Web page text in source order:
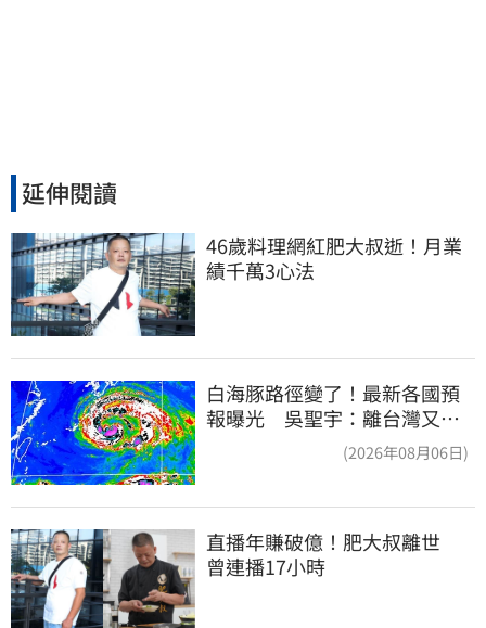
延伸閱讀
46歲料理網紅肥大叔逝！月業
績千萬3心法
白海豚路徑變了！最新各國預
報曝光 吳聖宇：離台灣又更
(2026年08月06日)
直播年賺破億！肥大叔離世
曾連播17小時